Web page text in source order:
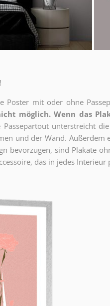
Poster mit oder ohne
möglich. Wenn das
Passepartout unterstreicht
und der Wand. Außerdem
bevorzugen, sind Plakate
das in jedes Interieur